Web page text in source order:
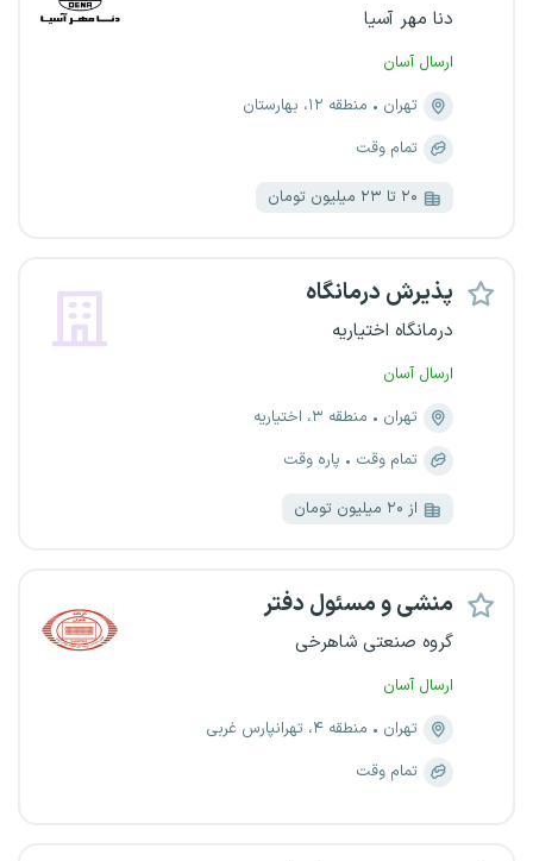
دنا مهر آسیا
ارسال آسان
تهران
منطقه ۱۲، بهارستان
تمام وقت
۲۰ تا ۲۳ میلیون تومان
پذیرش درمانگاه
درمانگاه اختیاریه
ارسال آسان
تهران
منطقه ۳، اختیاریه
تمام وقت
پاره وقت
از ۲۰ میلیون تومان
منشی و مسئول دفتر
گروه صنعتی شاهرخی
ارسال آسان
تهران
منطقه ۴، تهرانپارس غربی
تمام وقت